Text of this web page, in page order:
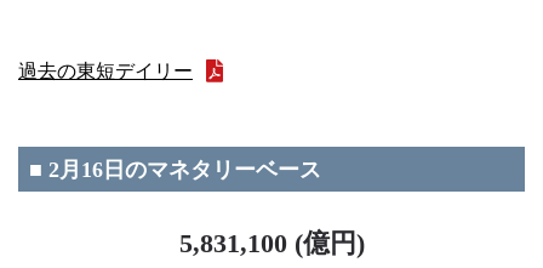
過去の東短デイリー
■ 2月16日のマネタリーベース
5,831,100 (億円)